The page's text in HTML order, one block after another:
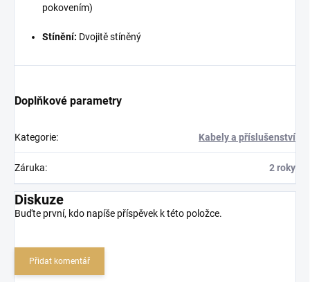
pokovením)
Stínění: Dvojitě stíněný
Doplňkové parametry
Kategorie: Kabely a příslušenství
Záruka: 2 roky
Diskuze
Buďte první, kdo napíše příspěvek k této položce.
Přidat komentář